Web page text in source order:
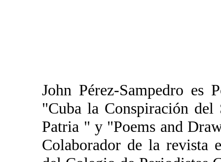
John Pérez-Sampedro es
"Cuba la Conspiración
Patria " y "Poems and
Colaborador de la revista